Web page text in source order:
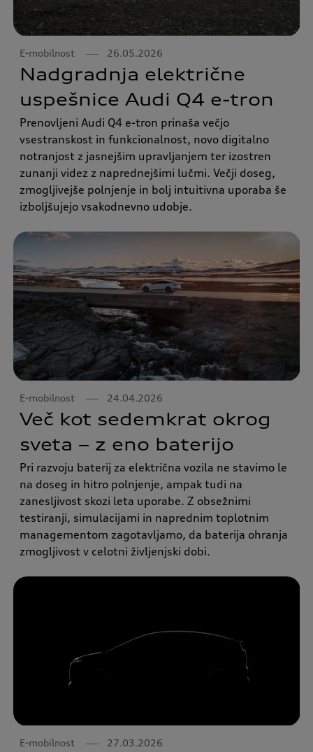
E-mobilnost 26.05.2026
Nadgradnja električne
uspešnice Audi Q4 e-tron
Prenovljeni Audi Q4 e-tron prinaša večjo
vsestranskost in funkcionalnost, novo digitalno
notranjost z jasnejšim upravljanjem ter izostren
zunanji videz z naprednejšimi lučmi. Večji doseg,
zmogljivejše polnjenje in bolj intuitivna uporaba še
izboljšujejo vsakodnevno udobje.
E-mobilnost 24.04.2026
Več kot sedemkrat okrog
sveta – z eno baterijo
Pri razvoju baterij za električna vozila ne stavimo le
na doseg in hitro polnjenje, ampak tudi na
zanesljivost skozi leta uporabe. Z obsežnimi
testiranji, simulacijami in naprednim toplotnim
managementom zagotavljamo, da baterija ohranja
zmogljivost v celotni življenjski dobi.
E-mobilnost 27.03.2026